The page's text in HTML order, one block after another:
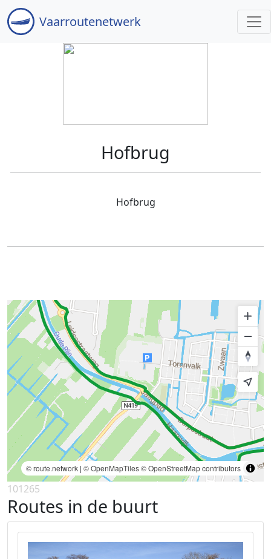
Vaarroutenetwerk
Hofbrug
Hofbrug
© route.network | © OpenMapTiles© OpenStreetMap contributors
101265
Routes in de buurt